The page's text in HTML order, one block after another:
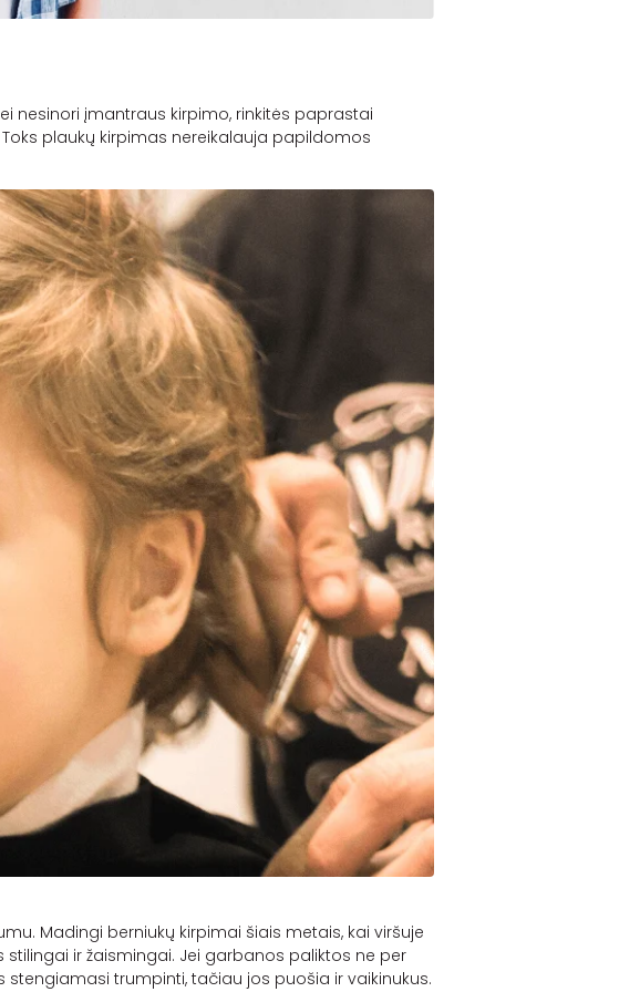
nesinori įmantraus kirpimo, rinkitės paprastai
plaukų kirpimas nereikalauja papildomos
Madingi berniukų kirpimai šiais metais, kai viršuje
ir žaismingai. Jei garbanos paliktos ne per
trumpinti, tačiau jos puošia ir vaikinukus.